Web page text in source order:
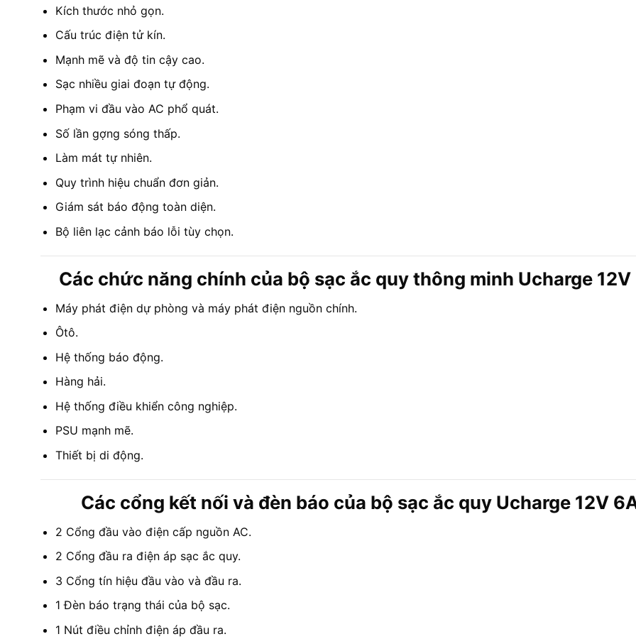
Kích thước nhỏ gọn.
Cấu trúc điện tử kín.
Mạnh mẽ và độ tin cậy cao.
Sạc nhiều giai đoạn tự động.
Phạm vi đầu vào AC phổ quát.
Số lần gợng sóng thấp.
Làm mát tự nhiên.
Quy trình hiệu chuẩn đơn giản.
Giám sát báo động toàn diện.
Bộ liên lạc cảnh báo lỗi tùy chọn.
Các chức năng chính của bộ sạc ắc quy thông minh Ucharge 12V
Máy phát điện dự phòng và máy phát điện nguồn chính.
Ôtô.
Hệ thống báo động.
Hàng hải.
Hệ thống điều khiển công nghiệp.
PSU mạnh mẽ.
Thiết bị di động.
Các cổng kết nối và đèn báo của bộ sạc ắc quy Ucharge 12V
2 Cổng đầu vào điện cấp nguồn AC.
2 Cổng đầu ra điện áp sạc ắc quy.
3 Cổng tín hiệu đầu vào và đầu ra.
1 Đèn báo trạng thái của bộ sạc.
1 Nút điều chỉnh điện áp đầu ra.